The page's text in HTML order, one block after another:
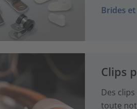
Brides
Clips
Des
toute